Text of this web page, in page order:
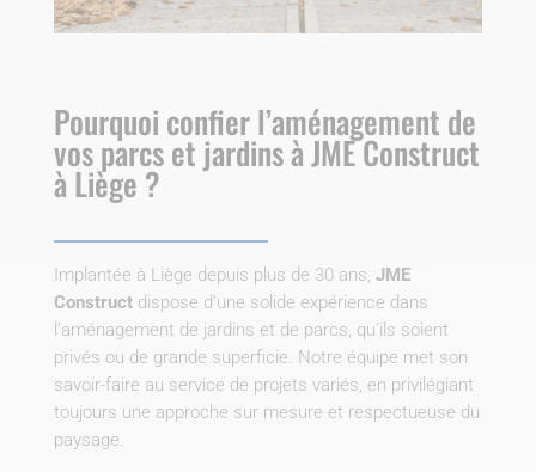
Pourquoi confier l’aménagement de
vos parcs et jardins à JME Construct
à Liège ?
Implantée à Liège depuis plus de 30 ans, JME
Constructdispose d’une solide expérience dans
l’aménagement de jardins et de parcs, qu’ils soient
privés ou de grande superficie. Notre équipe met son
savoir-faire au service de projets variés, en privilégiant
toujours une approche sur mesure et respectueuse du
paysage.